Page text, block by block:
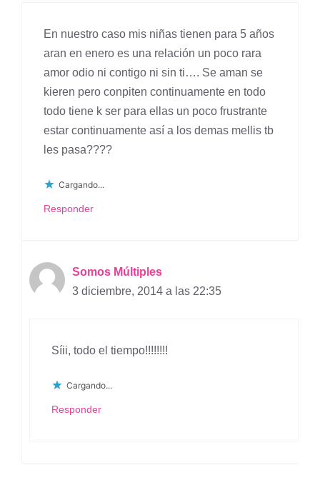
En nuestro caso mis niñas tienen para 5 años
aran en enero es una relación un poco rara
amor odio ni contigo ni sin ti…. Se aman se
kieren pero conpiten continuamente en todo
todo tiene k ser para ellas un poco frustrante
estar continuamente así a los demas mellis tb
les pasa????
Cargando...
Responder
Somos Múltiples
3 diciembre, 2014 a las 22:35
Síii, todo el tiempo!!!!!!!!
Cargando...
Responder